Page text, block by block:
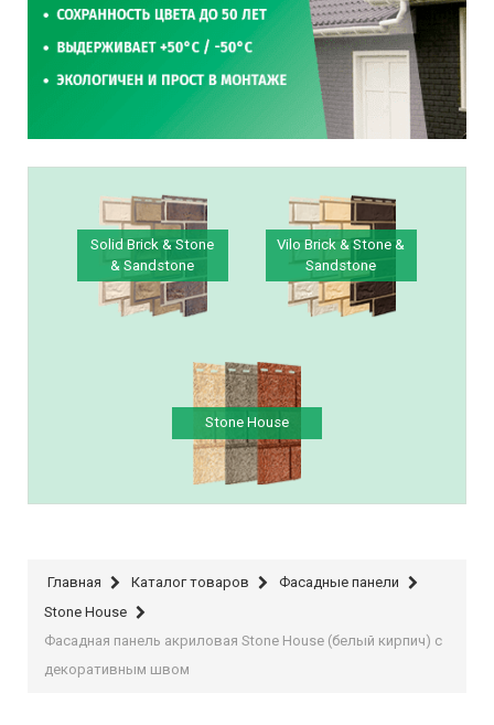
Solid Brick & Stone
& Sandstone
Vilo Brick & Stone &
Sandstone
Stone House
Главная Каталог товаров
Фасадные панели
Stone House
Фасадная панель акриловая Stone House (белый кирпич) с
декоративным швом